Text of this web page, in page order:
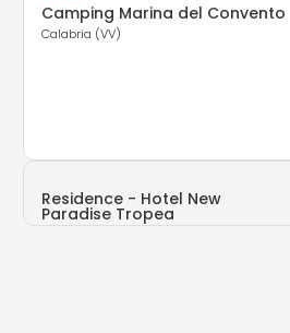
Camping Marina del Convento
Calabria (VV)
Residence - Hotel New
Paradise Tropea